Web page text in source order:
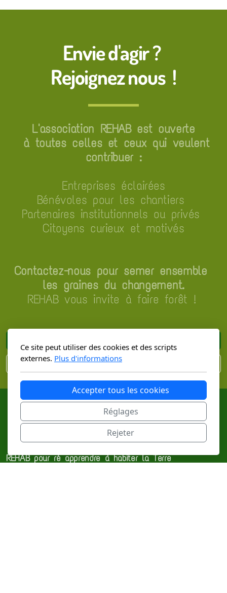
Envie d'agir ?
Rejoignez nous !
L'association REHAB est ouverte
à toutes celles et ceux qui veulent
contribuer :
Entreprises éclairées
Bénévoles pour les chantiers
Partenaires institutionnels ou privés
Citoyens curieux et motivés
Contactez-nous pour semer ensemble
les graines du changement.
REHAB vous invite à faire forêt !
Contactez-nous
REHAB pour ré apprendre à habiter la Terre
Ce site peut utiliser des cookies et des scripts
externes. Plus d'informations
Accepter tous les cookies
Réglages
Rejeter